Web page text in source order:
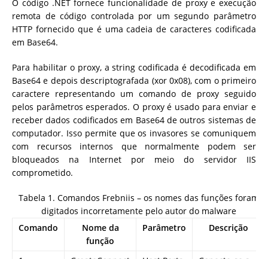
O código .NET fornece funcionalidade de proxy e execução
remota de código controlada por um segundo parâmetro
HTTP fornecido que é uma cadeia de caracteres codificada
em Base64.
Para habilitar o proxy, a string codificada é decodificada em
Base64 e depois descriptografada (xor 0x08), com o primeiro
caractere representando um comando de proxy seguido
pelos parâmetros esperados. O proxy é usado para enviar e
receber dados codificados em Base64 de outros sistemas de
computador. Isso permite que os invasores se comuniquem
com recursos internos que normalmente podem ser
bloqueados na Internet por meio do servidor IIS
comprometido.
Tabela 1. Comandos Frebniis – os nomes das funções foram
digitados incorretamente pelo autor do malware
Comando
Nome da
função
Parâmetro Descrição